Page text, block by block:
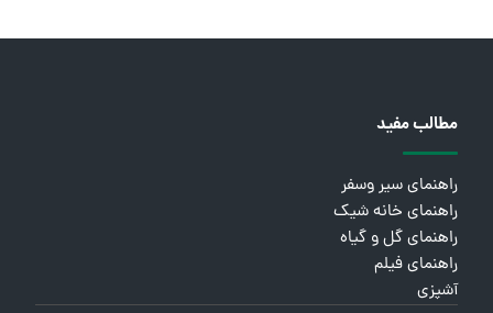
مطالب مفید
راهنمای سیر وسفر
راهنمای خانه شیک
راهنمای گل و گیاه
راهنمای فیلم
آشپزی